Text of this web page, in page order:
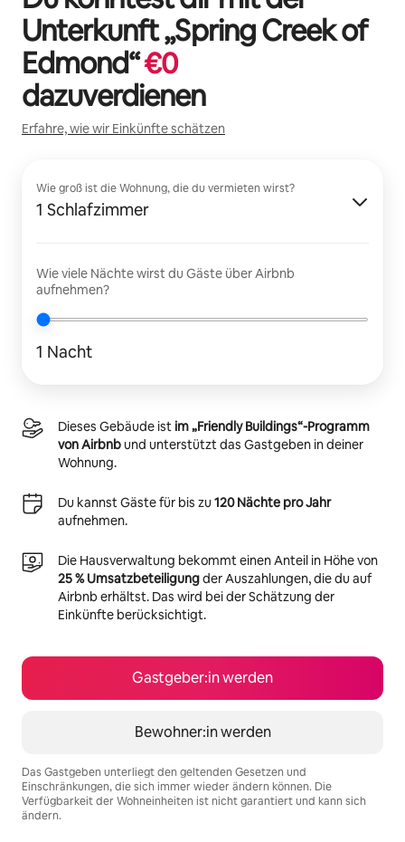
Unterkunft „Spring Creek of
Edmond“€0
dazuverdienen
Erfahre, wie wir Einkünfte schätzen
Wie groß ist die Wohnung, die du vermieten wirst?
1 Schlafzimmer
Wie viele Nächte wirst du Gäste über Airbnb
aufnehmen?
1 Nacht
Dieses Gebäude istim „Friendly Buildings“-Programm
von Airbnbund unterstützt das Gastgeben in deiner
Wohnung.
Du kannst Gäste für bis zu 120 Nächte pro Jahr
aufnehmen.
Die Hausverwaltung bekommt einen Anteil in Höhe von
25 % Umsatzbeteiligungder Auszahlungen, die du auf
Airbnb erhältst. Das wird bei der Schätzung der
Einkünfte berücksichtigt.
Gastgeber:in werden
Bewohner:in werden
Das Gastgeben unterliegt den geltenden Gesetzen und
Einschränkungen, die sich immer wieder ändern können. Die
Verfügbarkeit der Wohneinheiten ist nicht garantiert und kann sich
ändern.